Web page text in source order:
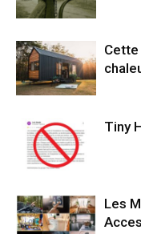
Tiny
Les